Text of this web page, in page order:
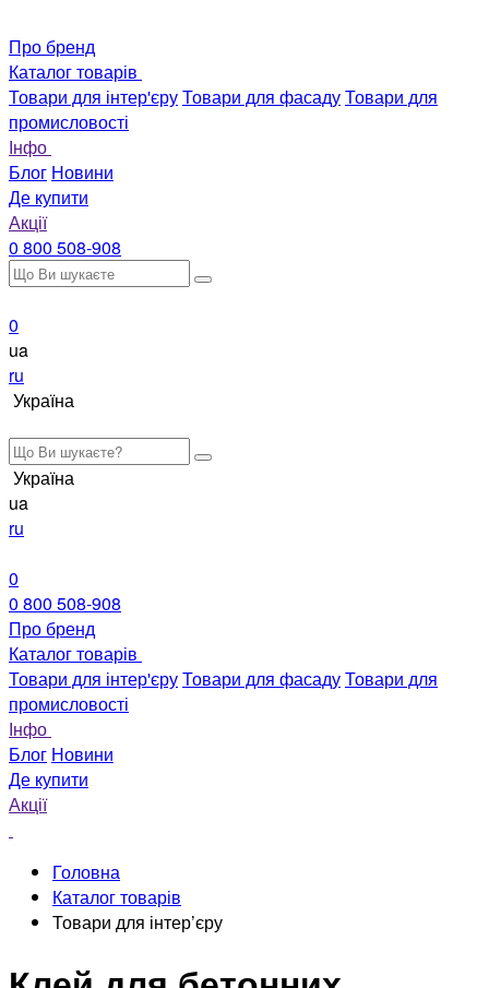
Про бренд
Каталог товарів
Товари для інтер'єруТовари для фасадуТовари для
промисловості
Інфо
Блог Новини
Де купити
Акції
0 800 508-908
0
ua
ru
Україна
Україна
ua
ru
0
0 800 508-908
Про бренд
Каталог товарів
Товари для інтер'єруТовари для фасадуТовари для
промисловості
Інфо
Блог Новини
Де купити
Акції
Головна
Каталог товарів
Товари для інтер’єру